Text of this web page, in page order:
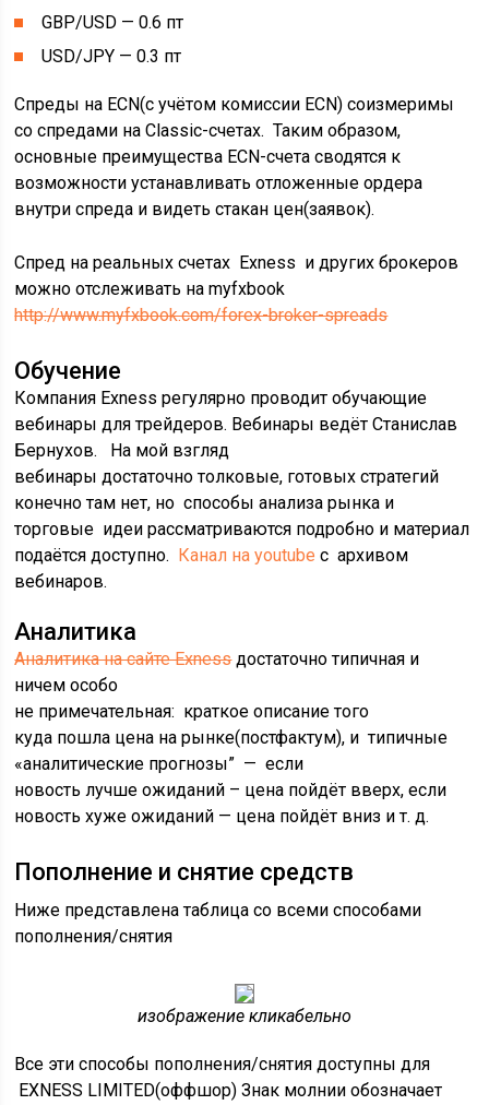
GBP/USD — 0.6 пт
USD/JPY — 0.3 пт
Спреды на ECN(с учётом комиссии ECN) соизмеримы
со спредами на Classic-счетах. Таким образом,
основные преимущества ECN-счета сводятся к
возможности устанавливать отложенные ордера
внутри спреда и видеть стакан цен(заявок).
Cпред на реальных счетах Exness и других брокеров
можно отслеживать на myfxbook
http://www.myfxbook.com/forex-broker-spreads
Обучение
Компания Exness регулярно проводит обучающие
вебинары для трейдеров. Вебинары ведёт Станислав
Бернухов. На мой взгляд
вебинары достаточно толковые, готовых стратегий
конечно там нет, но способы анализа рынка и
торговые идеи рассматриваются подробно и материал
подаётся доступно. Канал на youtube c архивом
вебинаров.
Аналитика
Аналитика на сайте Exnessдостаточно типичная и
ничем особо
не примечательная: краткое описание того
куда пошла цена на рынке(постфактум), и типичные
«аналитические прогнозы” — если
новость лучше ожиданий – цена пойдёт вверх, если
новость хуже ожиданий — цена пойдёт вниз и т. д.
Пополнение и снятие средств
Ниже представлена таблица со всеми способами
пополнения/снятия
изображение кликабельно
Все эти способы пополнения/снятия доступны для
EXNESS LIMITED(оффшор) Знак молнии обозначает